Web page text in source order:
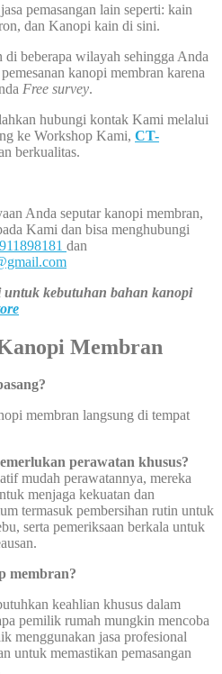
pemasangan lain seperti: kain
dan Kanopi kain di sini.
di beberapa wilayah sehingga Anda
kanopi membran karena
Free survey.
hubungi kontak Kami melalui
ke Workshop Kami, CT-
berkualitas.
Anda seputar kanopi membran,
Kami dan bisa menghubungi
dan
kebutuhan bahan kanopi
Membran
membran langsung di tempat
perawatan khusus?
mudah perawatannya, mereka
menjaga kekuatan dan
termasuk pembersihan rutin untuk
serta pemeriksaan berkala untuk
membran?
keahlian khusus dalam
pemilik rumah mungkin mencoba
menggunakan jasa profesional
untuk memastikan pemasangan